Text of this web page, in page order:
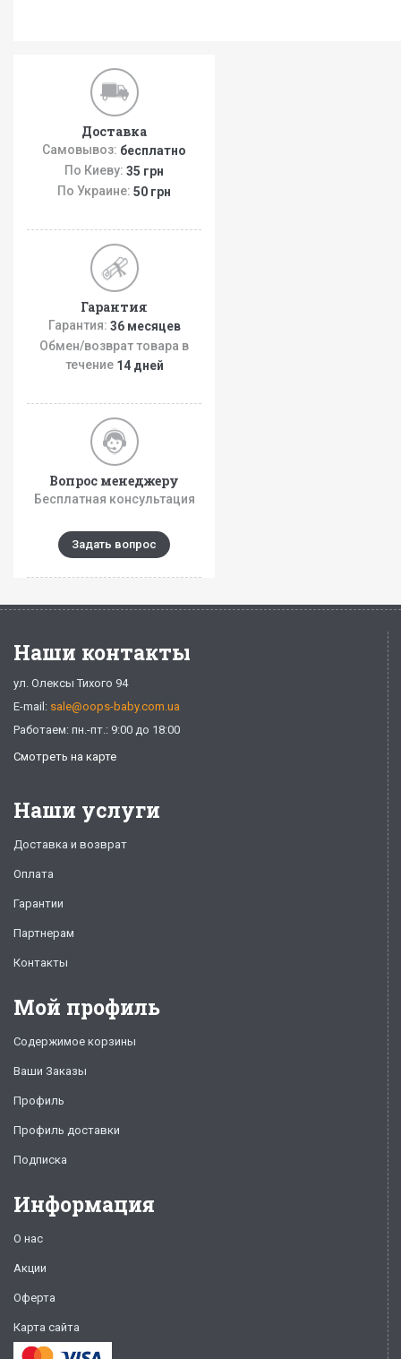
Доставка
Самовывоз: бесплатно
По Киеву: 35 грн
По Украине: 50 грн
Гарантия
Гарантия: 36 месяцев
Обмен/возврат товара в
течение 14 дней
Вопрос менеджеру
Бесплатная консультация
Задать вопрос
Наши контакты
ул. Олексы Тихого 94
E-mail: sale@oops-baby.com.ua
Работаем: пн.-пт.: 9:00 до 18:00
Смотреть на карте
Наши услуги
Доставка и возврат
Оплата
Гарантии
Партнерам
Контакты
Мой профиль
Содержимое корзины
Ваши Заказы
Профиль
Профиль доставки
Подписка
Информация
О нас
Акции
Оферта
Карта сайта